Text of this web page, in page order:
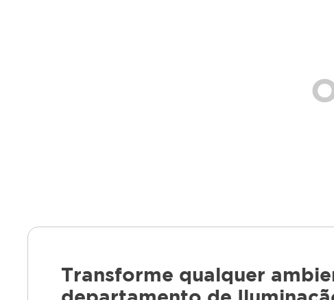
Transforme qualquer